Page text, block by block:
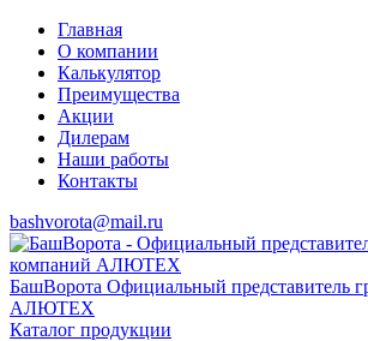
Главная
О компании
Калькулятор
Преимущества
Акции
Дилерам
Наши работы
Контакты
bashvorota@mail.ru
БашВорота Официальный представитель
АЛЮТЕХ
Каталог продукции